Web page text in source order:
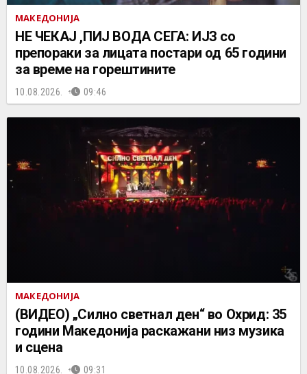
МАКЕДОНИЈА
НЕ ЧEКАЈ ,ПИЈ ВОДА СЕГА: ИЈЗ со
препораки за лицата постари од 65 години
за време на горештините
10.08.2026. 09:46
МАКЕДОНИЈА
(ВИДЕО) „Силно светнал ден“ во Охрид: 35
години Македонија раскажани низ музика
и сцена
10.08.2026. 09:31